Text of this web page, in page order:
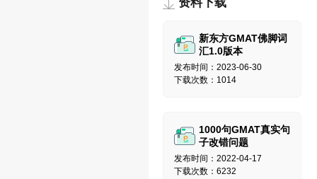
新东方GMAT佛脚词
汇1.0版本
发布时间：2023-06-30
下载次数：1014
1000句GMAT真实句
子改错问题
发布时间：2022-04-17
下载次数：6232